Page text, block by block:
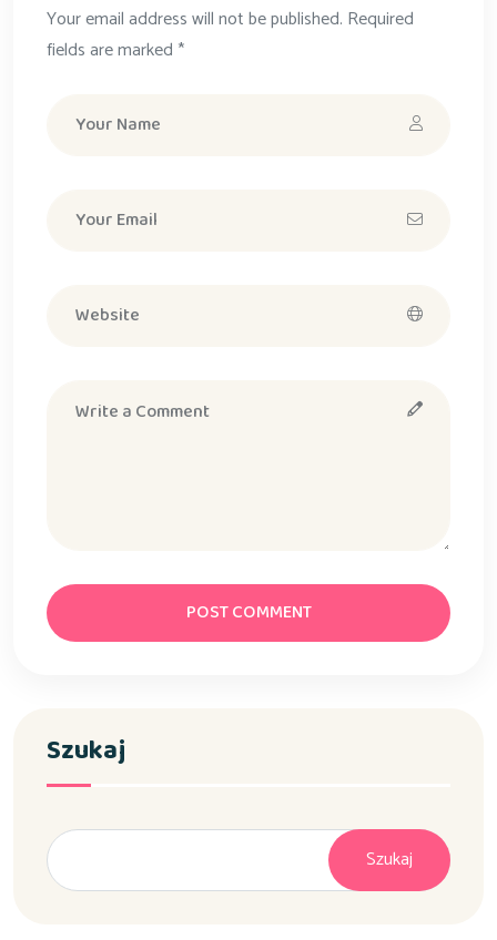
Your email address will not be published. Required
fields are marked *
POST COMMENT
Szukaj
Szukaj